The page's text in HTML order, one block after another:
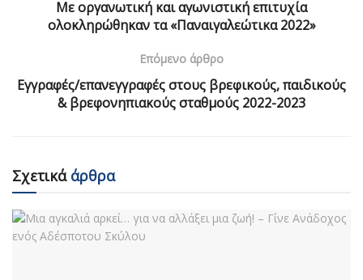
Με οργανωτική και αγωνιστική επιτυχία
ολοκληρώθηκαν τα «Παναιγαλεώτικα 2022»
Επόμενο άρθρο
Εγγραφές/επανεγγραφές στους βρεφικούς, παιδικούς
& βρεφονηπιακούς σταθμούς 2022-2023
Σχετικάάρθρα